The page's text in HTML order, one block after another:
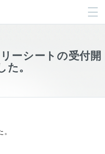
ーシートの受付開
。